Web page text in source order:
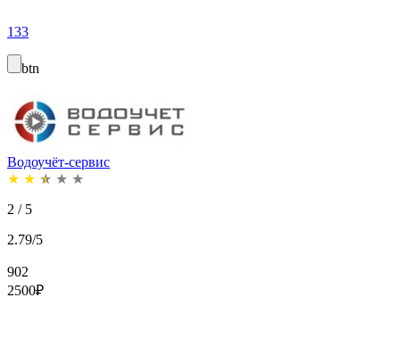
133
btn
Водоучёт-сервис
★ ★ ★ ★ ★
2 / 5
2.79/5
902
2500₽